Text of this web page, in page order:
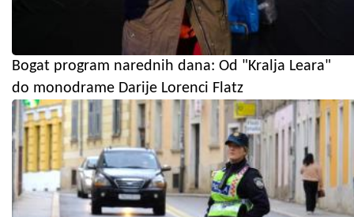
Bogat program narednih dana: Od "Kralja Leara"
do monodrame Darije Lorenci Flatz